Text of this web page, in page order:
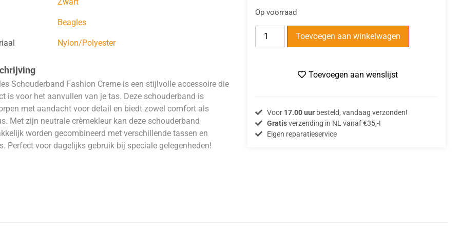
Beagles
Nylon/Polyester
Schouderband Fashion Creme is een stijlvolle accessoire die
is voor het aanvullen van je tas. Deze schouderband is
met aandacht voor detail en biedt zowel comfort als
Met zijn neutrale crèmekleur kan deze schouderband
worden gecombineerd met verschillende tassen en
Perfect voor dagelijks gebruik bij speciale gelegenheden!
Op voorraad
Toevoegen aan winkelwagen
Toevoegen aan wenslijst
Voor 17.00 uurbesteld, vandaag verzonden!
Gratisverzending in NL vanaf €35,-!
Eigen reparatieservice